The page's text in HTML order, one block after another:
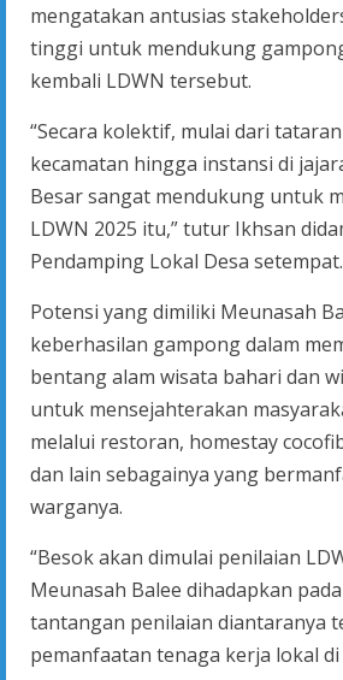
mengatakan antusias
tinggi untuk mendukung
kembali LDWN tersebut.
“Secara kolektif, mulai dari
kecamatan hingga instansi di
Besar sangat mendukung untuk
LDWN 2025 itu,” tutur Ikhsan
Pendamping Lokal Desa setempat.
Potensi yang dimiliki Meunasah
keberhasilan gampong dalam
bentang alam wisata bahari dan
untuk mensejahterakan
melalui restoran, homestay
dan lain sebagainya yang
warganya.
“Besok akan dimulai penilaian
Meunasah Balee dihadapkan
tantangan penilaian diantaranya
pemanfaatan tenaga kerja lokal